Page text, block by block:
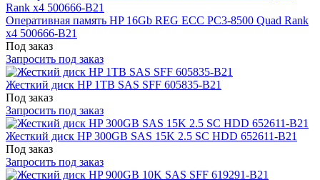
Оперативная память HP 16Gb REG ECC PC3-8500 Quad Rank
x4 500666-B21
Под заказ
Запросить под заказ
Жесткий диск HP 1TB SAS SFF 605835-B21
Под заказ
Запросить под заказ
Жесткий диск HP 300GB SAS 15K 2.5 SC HDD 652611-B21
Под заказ
Запросить под заказ